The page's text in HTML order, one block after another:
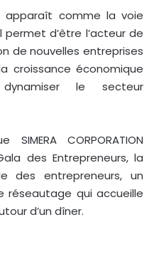
apparaît comme la voie
permet d’être l’acteur de
de nouvelles entreprises
croissance économique
le secteur
CORPORATION
des Entrepreneurs, la
des entrepreneurs, un
réseautage qui accueille
d’un dîner.